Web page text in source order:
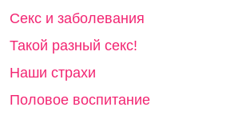
Секс и заболевания
Такой разный секс!
Наши страхи
Половое воспитание